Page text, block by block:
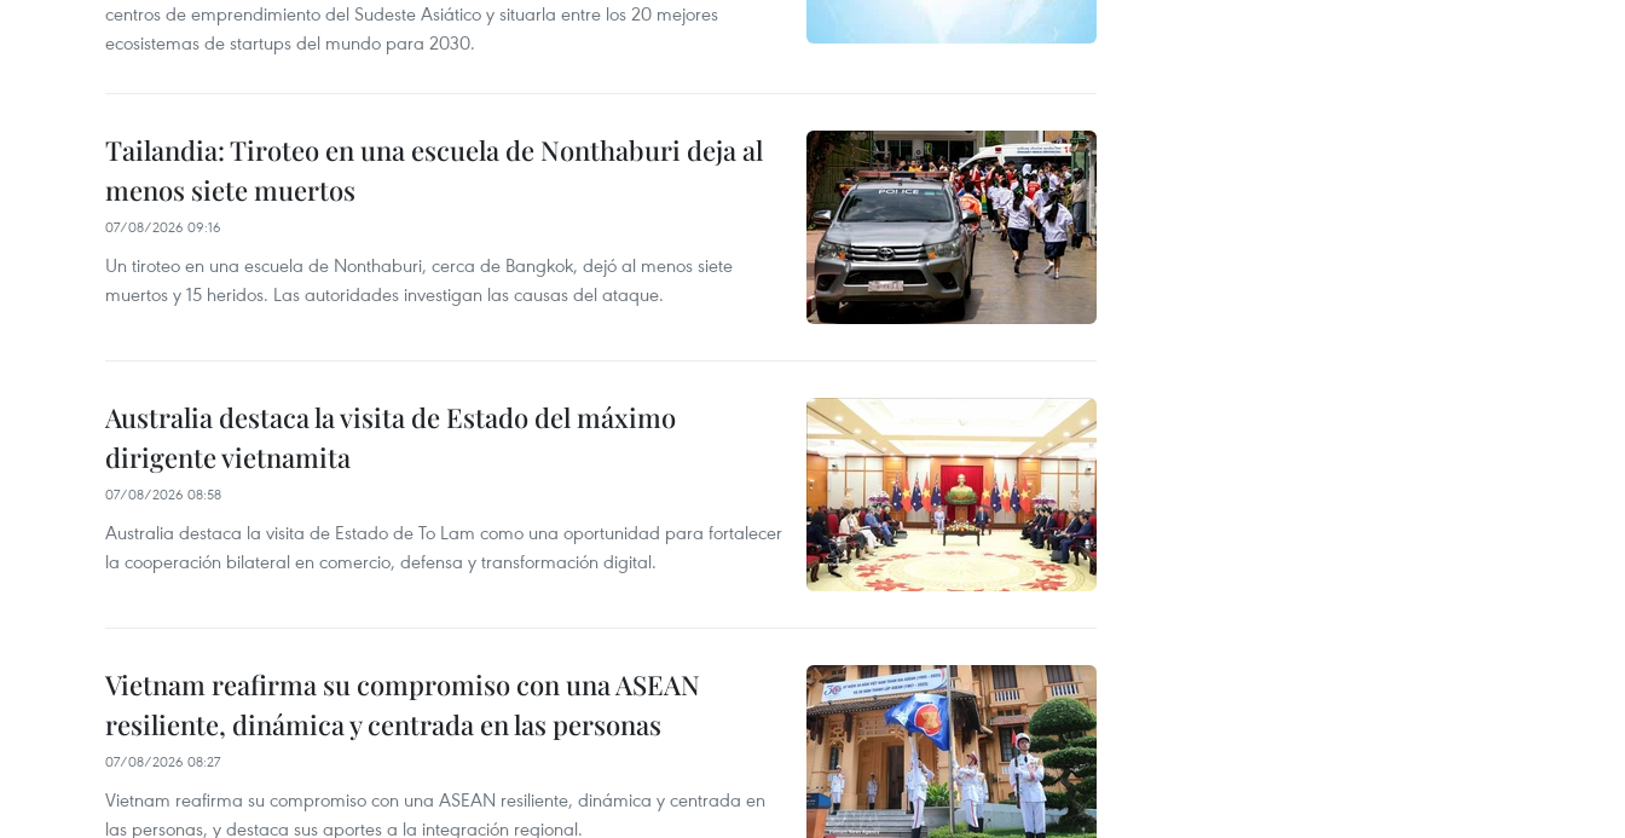
centros de emprendimiento del Sudeste Asiático y situarla entre los 20 mejores
ecosistemas de startups del mundo para 2030.
Tailandia: Tiroteo en una escuela de Nonthaburi deja al
menos siete muertos
07/08/2026 09:16
Un tiroteo en una escuela de Nonthaburi, cerca de Bangkok, dejó al menos siete
muertos y 15 heridos. Las autoridades investigan las causas del ataque.
Australia destaca la visita de Estado del máximo
dirigente vietnamita
07/08/2026 08:58
Australia destaca la visita de Estado de To Lam como una oportunidad para fortalecer
la cooperación bilateral en comercio, defensa y transformación digital.
Vietnam reafirma su compromiso con una ASEAN
resiliente, dinámica y centrada en las personas
07/08/2026 08:27
Vietnam reafirma su compromiso con una ASEAN resiliente, dinámica y centrada en
las personas, y destaca sus aportes a la integración regional.